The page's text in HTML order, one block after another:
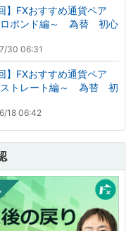
】FXおすすめ通貨ペア
ロポンド編～ 為替 初心
30 06:31
】FXおすすめ通貨ペア
ストレート編～ 為替 初
18 06:42